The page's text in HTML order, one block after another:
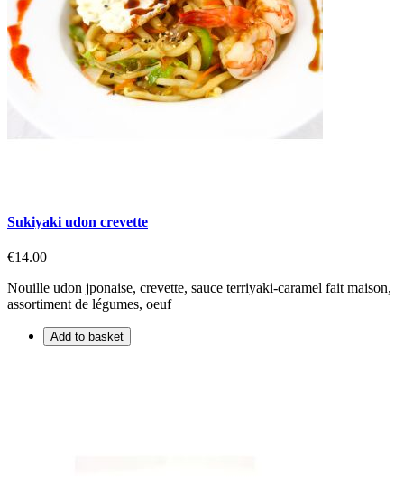
Sukiyaki udon crevette
€14.00
Nouille udon jponaise, crevette, sauce terriyaki-caramel fait maison,
assortiment de légumes, oeuf
Add to basket